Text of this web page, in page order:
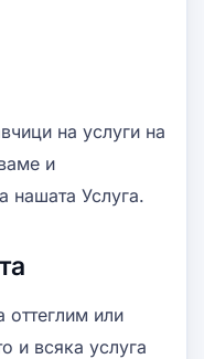
на услуги на
и
нашата Услуга.
оттеглим или
и всяка услуга